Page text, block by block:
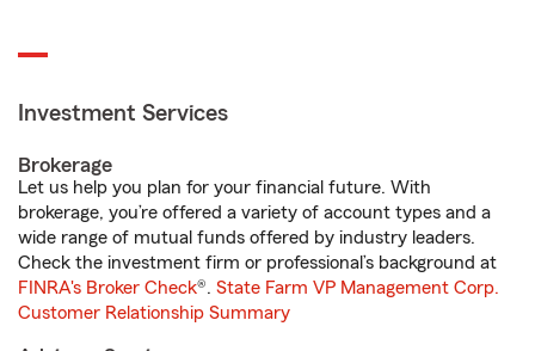
Investment Services
Brokerage
Let us help you plan for your financial future. With
brokerage, you’re offered a variety of account types and a
wide range of mutual funds offered by industry leaders.
Check the investment firm or professional’s background at
FINRA's Broker Check®. State Farm VP Management Corp.
Customer Relationship Summary